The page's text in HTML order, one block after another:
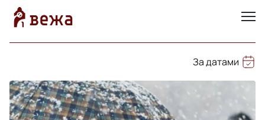
За датами